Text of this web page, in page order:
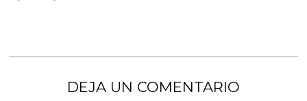
DEJA UN COMENTARIO